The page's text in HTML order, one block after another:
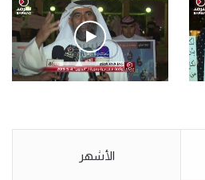
في ساحة الإرادة 4-5-2019.
نبيع مخدرات يعني ولا خمر؟!.
الأشهر